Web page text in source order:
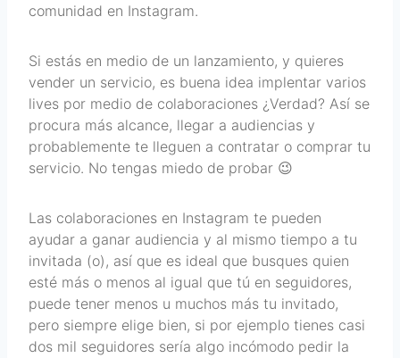
comunidad en Instagram.
Si estás en medio de un lanzamiento, y quieres
vender un servicio, es buena idea implentar varios
lives por medio de colaboraciones ¿Verdad? Así se
procura más alcance, llegar a audiencias y
probablemente te lleguen a contratar o comprar tu
servicio. No tengas miedo de probar 😉
Las colaboraciones en Instagram te pueden
ayudar a ganar audiencia y al mismo tiempo a tu
invitada (o), así que es ideal que busques quien
esté más o menos al igual que tú en seguidores,
puede tener menos u muchos más tu invitado,
pero siempre elige bien, si por ejemplo tienes casi
dos mil seguidores sería algo incómodo pedir la